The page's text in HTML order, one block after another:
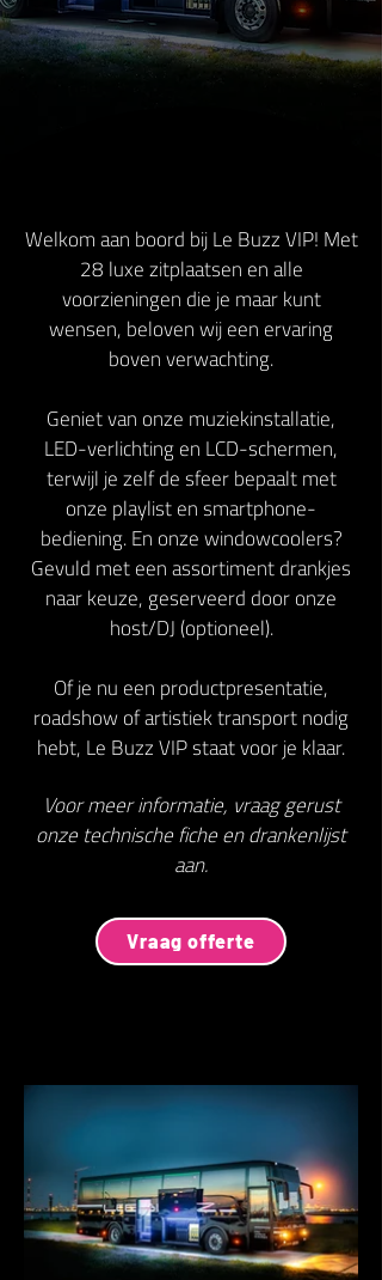
Welkom aan boord bij Le Buzz VIP! Met
28 luxe zitplaatsen en alle
voorzieningen die je maar kunt
wensen, beloven wij een ervaring
boven verwachting.
Geniet van onze muziekinstallatie,
LED-verlichting en LCD-schermen,
terwijl je zelf de sfeer bepaalt met
onze playlist en smartphone-
bediening. En onze windowcoolers?
Gevuld met een assortiment drankjes
naar keuze, geserveerd door onze
host/DJ (optioneel).
Of je nu een productpresentatie,
roadshow of artistiek transport nodig
hebt, Le Buzz VIP staat voor je klaar.
Voor meer informatie, vraag gerust
onze technische fiche en drankenlijst
aan.
Vraag offerte